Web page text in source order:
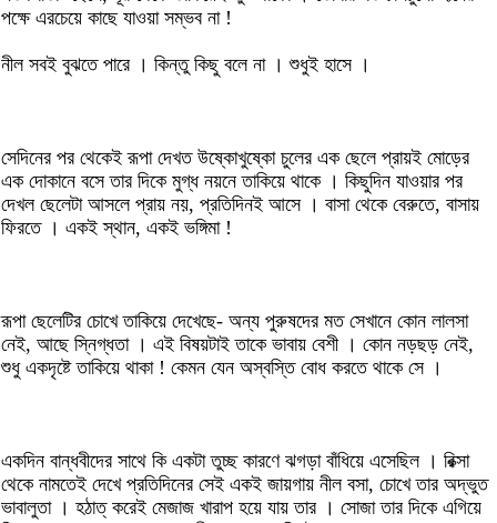
পক্ষে এরচেয়ে কাছে যাওয়া সম্ভব না !
নীল সবই বুঝতে পারে । কিন্তু কিছু বলে না । শুধুই হাসে ।
সেদিনের পর থেকেই রূপা দেখত উষ্কোখুষ্কো চুলের এক ছেলে প্রায়ই মোড়ের
এক দোকানে বসে তার দিকে মুগ্ধ নয়নে তাকিয়ে থাকে । কিছুদিন যাওয়ার পর
দেখল ছেলেটা আসলে প্রায় নয়, প্রতিদিনই আসে । বাসা থেকে বেরুতে, বাসায়
ফিরতে । একই স্থান, একই ভঙ্গিমা !
রূপা ছেলেটির চোখে তাকিয়ে দেখেছে- অন্য পুরুষদের মত সেখানে কোন লালসা
নেই, আছে স্নিগ্ধতা । এই বিষয়টাই তাকে ভাবায় বেশী । কোন নড়ছড় নেই,
শুধু একদৃষ্টে তাকিয়ে থাকা ! কেমন যেন অস্বস্তি বোধ করতে থাকে সে ।
একদিন বান্ধবীদের সাথে কি একটা তুচ্ছ কারণে ঝগড়া বাঁধিয়ে এসেছিল । রিক্সা
থেকে নামতেই দেখে প্রতিদিনের সেই একই জায়গায় নীল বসা, চোখে তার অদ্ভুত
ভাবালুতা । হঠাত্ করেই মেজাজ খারাপ হয়ে যায় তার । সোজা তার দিকে এগিয়ে